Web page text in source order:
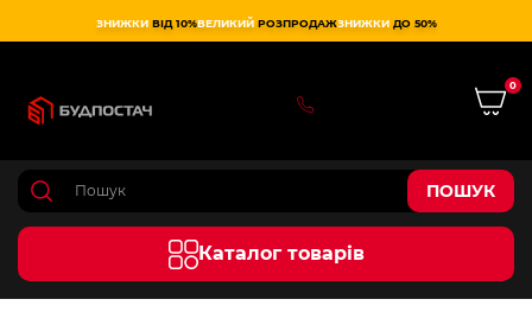
ЗНИЖКИ ВІД 10%ВЕЛИКИЙ РОЗПРОДАЖЗНИЖКИ ДО 50%
0
ПОШУК
Каталог товарів